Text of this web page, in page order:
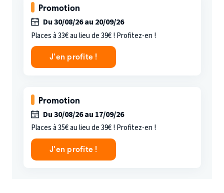
Promotion
Du 30/08/26 au 20/09/26
Places à 33€ au lieu de 39€ ! Profitez-en !
J'en profite !
Promotion
Du 30/08/26 au 17/09/26
Places à 35€ au lieu de 39€ ! Profitez-en !
J'en profite !